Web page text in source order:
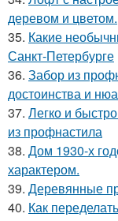
деревом и цветом.
35. Какие
Санкт-Петербурге
36. Забор из
достоинства и
37. Легко и
из профнастила
38. Дом 1930-х
характером.
39. Деревянные
40. Как